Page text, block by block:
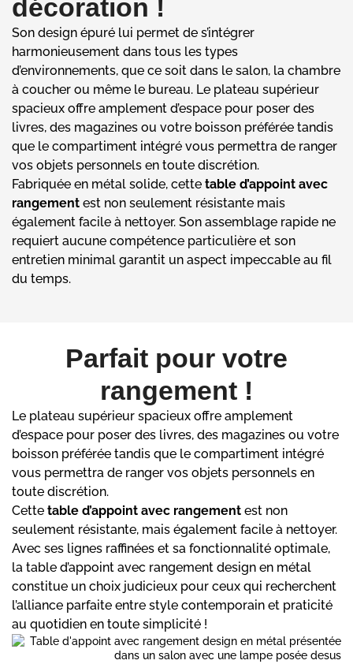
décoration !
Son design épuré lui permet de s’intégrer
harmonieusement dans tous les types
d’environnements, que ce soit dans le salon, la chambre
à coucher ou même le bureau. Le plateau supérieur
spacieux offre amplement d’espace pour poser des
livres, des magazines ou votre boisson préférée tandis
que le compartiment intégré vous permettra de ranger
vos objets personnels en toute discrétion.
Fabriquée en métal solide, cette table d’appoint avec
rangement est non seulement résistante mais
également facile à nettoyer. Son assemblage rapide ne
requiert aucune compétence particulière et son
entretien minimal garantit un aspect impeccable au fil
du temps.
Parfait pour votre
rangement !
Le plateau supérieur spacieux offre amplement
d’espace pour poser des livres, des magazines ou votre
boisson préférée tandis que le compartiment intégré
vous permettra de ranger vos objets personnels en
toute discrétion.
Cette table d’appoint avec rangement est non
seulement résistante, mais également facile à nettoyer.
Avec ses lignes raffinées et sa fonctionnalité optimale,
la table d’appoint avec rangement design en métal
constitue un choix judicieux pour ceux qui recherchent
l’alliance parfaite entre style contemporain et praticité
au quotidien en toute simplicité !